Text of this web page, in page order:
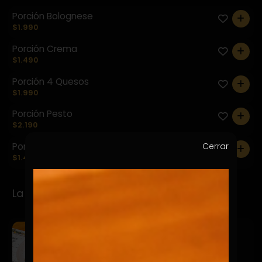
Porción Bolognese
$1.990
0
Porción Crema
$1.490
0
Porción 4 Quesos
$1.990
0
Porción Pesto
$2.190
0
Porción Pomodoro
$1.490
La Mila e Pasta Specialitá
Cerrar